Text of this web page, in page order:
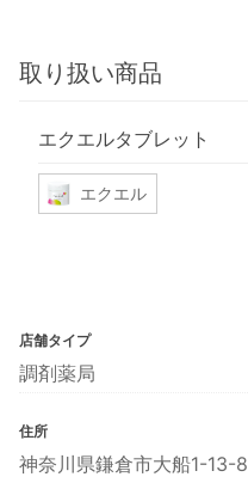
取り扱い商品
エクエルタブレット
エクエル
店舗タイプ
調剤薬局
住所
神奈川県鎌倉市大船1-13-8